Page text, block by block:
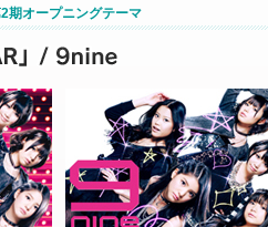
期オープニングテーマ